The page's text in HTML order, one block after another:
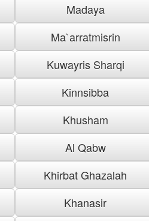
Madaya
Ma`arratmisrin
Kuwayris Sharqi
Kinnsibba
Khusham
Al Qabw
Khirbat Ghazalah
Khanasir